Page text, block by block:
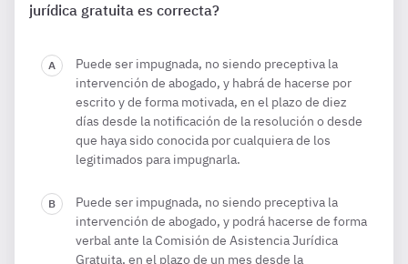
jurídica gratuita es correcta?
Puede ser impugnada, no siendo preceptiva la
intervención de abogado, y habrá de hacerse por
escrito y de forma motivada, en el plazo de diez
días desde la notificación de la resolución o desde
que haya sido conocida por cualquiera de los
legitimados para impugnarla.
Puede ser impugnada, no siendo preceptiva la
intervención de abogado, y podrá hacerse de forma
verbal ante la Comisión de Asistencia Jurídica
Gratuita, en el plazo de un mes desde la